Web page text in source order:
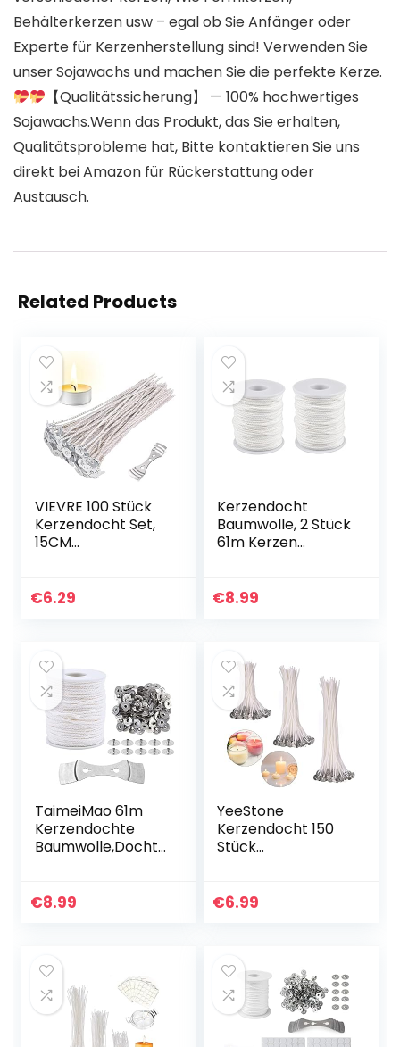
Behälterkerzen usw – egal ob Sie Anfänger oder
Experte für Kerzenherstellung sind! Verwenden Sie
unser Sojawachs und machen Sie die perfekte Kerze.
【Qualitätssicherung】 — 100% hochwertiges
Sojawachs.Wenn das Produkt, das Sie erhalten,
Qualitätsprobleme hat, Bitte kontaktieren Sie uns
direkt bei Amazon für Rückerstattung oder
Austausch.
Related Products
VIEVRE 100 Stück
Kerzendocht Set,
15CM
Kerzendocht
€6.29
Kerzendocht
Baumwolle, 2 Stück
61m Kerzen
Rauchfrei
€8.99
TaimeiMao 61m
Kerzendochte
Baumwolle,Dochte
e
cht…
€8.99
YeeStone
Kerzendocht 150
Stück
Candle Wick in 3
€6.99